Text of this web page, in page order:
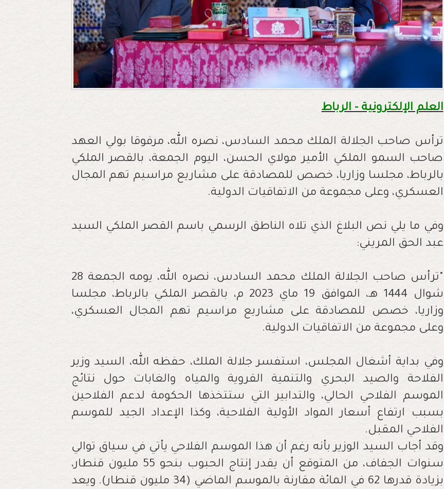
العلم الإلكترونية - الرباط
ترأس صاحب الجلالة الملك محمد السادس، نصره الله، مرفوقا بولي العهد
صاحب السمو الملكي الأمير مولاي الحسن، اليوم الجمعة، بالقصر الملكي
بالرباط، مجلسا وزاريا، خصص للمصادقة على مشاريع مراسيم تهم المجال
العسكري، وعلى مجموعة من الاتفاقيات الدولية.
وفي ما يلي نص البلاغ الذي تلاه الناطق الرسمي باسم القصر الملكي السيد
عبد الحق المريني:
"ترأس صاحب الجلالة الملك محمد السادس، نصره الله، يومه الجمعة 28
شوال 1444 هـ، الموافق 19 ماي 2023 م، بالقصر الملكي بالرباط، مجلسا
وزاريا، خصص للمصادقة على مشاريع مراسيم تهم المجال العسكري،
وعلى مجموعة من الاتفاقيات الدولية.
وفي بداية أشغال المجلس، استفسر جلالة الملك، حفظه الله، السيد وزير
الفلاحة والصيد البحري والتنمية القروية والمياه والغابات حول نتائج
الموسم الفلاحي الحالي، والتدابير التي ستتخذها الحكومة لدعم الفلاحين
بسبب ارتفاع أسعار المواد الأولية الفلاحية، وكذا الإعداد الجيد للموسم
الفلاحي المقبل.
وقد أجاب السيد الوزير بأنه رغم أن هذا الموسم الفلاحي يأتي في سياق توالي
سنوات الجفاف، من المتوقع أن يقدر إنتاج الحبوب بنحو 55 مليون قنطار،
بزيادة قدرها 62 في المائة مقارنة بالموسم الماضي (34 مليون قنطار). ويعد